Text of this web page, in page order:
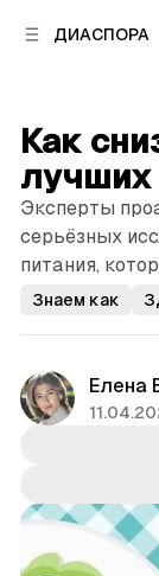
ДИАСПОРА
Как
лучших
Эксперты
серьёзных
питания,
Знаем как
Елена